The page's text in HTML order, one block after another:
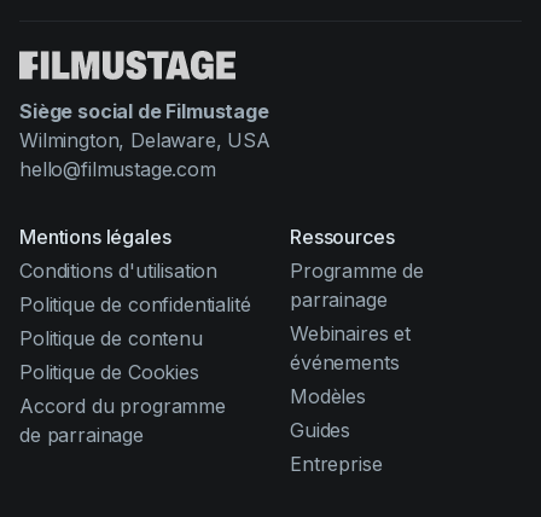
Scheduling
Screenwriting
Script breakdown
Storyboards
Technologies
VFX
Vertical Drama
Siège social de Filmustage
Wilmington, Delaware, USA
hello@filmustage.com
Mentions légales
Conditions d'utilisation
Politique de confidentialité
Politique de contenu
Politique de Cookies
Accord du programme
de parrainage
Ressources
Programme de
parrainage
Webinaires et
événements
Modèles
Guides
Entreprise